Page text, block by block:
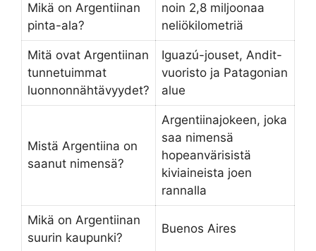
Mikä on Argentiinan
pinta-ala?
noin 2,8 miljoonaa
neliökilometriä
Mitä ovat Argentiinan
tunnetuimmat
luonnonnähtävyydet?
Iguazú-jouset, Andit-
vuoristo ja Patagonian
alue
Mistä Argentiina on
saanut nimensä?
Argentiinajokeen, joka
saa nimensä
hopeanvärisistä
kiviaineista joen
rannalla
Mikä on Argentiinan
suurin kaupunki?
Buenos Aires